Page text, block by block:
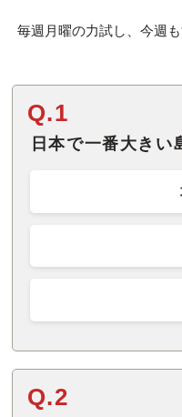
毎週月曜の力試し、今週
Q.1
日本で一番大きい
Q.2